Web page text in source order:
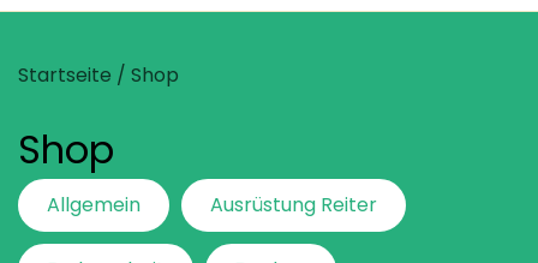
Startseite / Shop
Shop
Allgemein Ausrüstung Reiter